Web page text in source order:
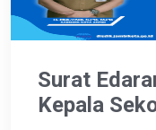
Surat
Kepala